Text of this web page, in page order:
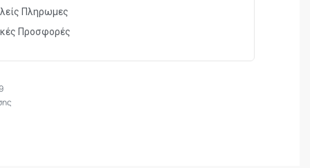
EN140.
Πληρωμες
Προσφορές